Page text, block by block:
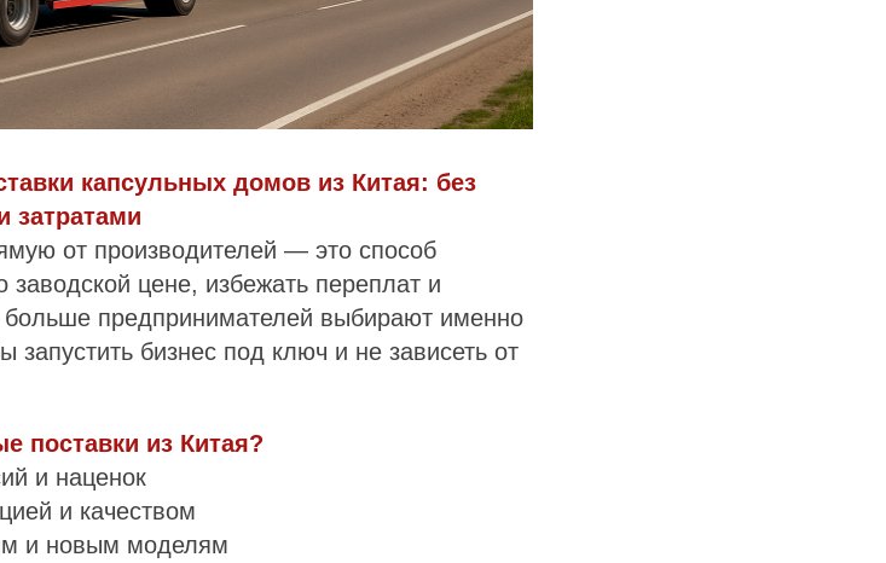
капсульных домов из Китая: без
затратами
от производителей — это способ
заводской цене, избежать переплат и
больше предпринимателей выбирают именно
запустить бизнес под ключ и не зависеть от
поставки из Китая?
и наценок
и качеством
и новым моделям